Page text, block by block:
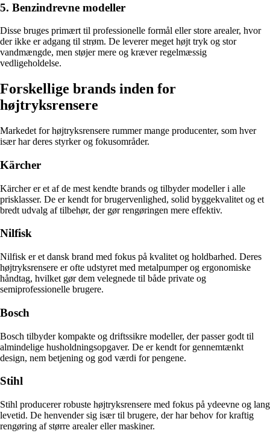
5. Benzindrevne modeller
Disse bruges primært til professionelle formål eller store arealer, hvor
der ikke er adgang til strøm. De leverer meget højt tryk og stor
vandmængde, men støjer mere og kræver regelmæssig
vedligeholdelse.
Forskellige brands inden for
højtryksrensere
Markedet for højtryksrensere rummer mange producenter, som hver
især har deres styrker og fokusområder.
Kärcher
Kärcher er et af de mest kendte brands og tilbyder modeller i alle
prisklasser. De er kendt for brugervenlighed, solid byggekvalitet og et
bredt udvalg af tilbehør, der gør rengøringen mere effektiv.
Nilfisk
Nilfisk er et dansk brand med fokus på kvalitet og holdbarhed. Deres
højtryksrensere er ofte udstyret med metalpumper og ergonomiske
håndtag, hvilket gør dem velegnede til både private og
semiprofessionelle brugere.
Bosch
Bosch tilbyder kompakte og driftssikre modeller, der passer godt til
almindelige husholdningsopgaver. De er kendt for gennemtænkt
design, nem betjening og god værdi for pengene.
Stihl
Stihl producerer robuste højtryksrensere med fokus på ydeevne og lang
levetid. De henvender sig især til brugere, der har behov for kraftig
rengøring af større arealer eller maskiner.